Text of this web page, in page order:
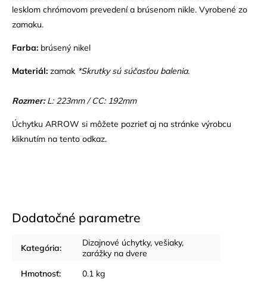
lesklom chrómovom prevedení a brúsenom nikle. Vyrobené zo
zamaku.
Farba: brúsený nikel
Materiál: zamak *Skrutky sú súčasťou balenia.
Rozmer:L: 223mm / CC: 192mm
Úchytku ARROW si môžete pozrieť aj na stránke výrobcu
kliknutím na tento odkaz.
Dodatočné parametre
Kategória:
Dizajnové úchytky, vešiaky,
zarážky na dvere
Hmotnosť: 0.1 kg